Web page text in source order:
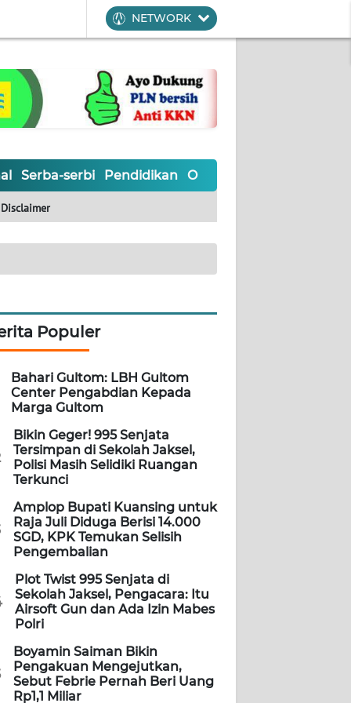
NETWORK
Serba-serbi Pendidikan Olahraga
Disclaimer
Populer
Bahari Gultom: LBH Gultom
Center Pengabdian Kepada
Marga Gultom
Bikin Geger! 995 Senjata
Tersimpan di Sekolah Jaksel,
Polisi Masih Selidiki Ruangan
Terkunci
Amplop Bupati Kuansing untuk
Raja Juli Diduga Berisi 14.000
SGD, KPK Temukan Selisih
Pengembalian
Plot Twist 995 Senjata di
Sekolah Jaksel, Pengacara: Itu
Airsoft Gun dan Ada Izin Mabes
Polri
Boyamin Saiman Bikin
Pengakuan Mengejutkan,
Sebut Febrie Pernah Beri Uang
Rp1,1 Miliar